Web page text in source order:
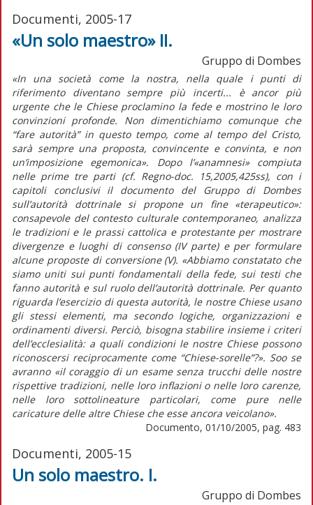
Documenti, 2005-17
«Un solo maestro» II.
Gruppo di Dombes
«In una società come la nostra, nella quale i punti di
riferimento diventano sempre più incerti... è ancor più
urgente che le Chiese proclamino la fede e mostrino le loro
convinzioni profonde. Non dimentichiamo comunque che
“fare autorità” in questo tempo, come al tempo del Cristo,
sarà sempre una proposta, convincente e convinta, e non
un’imposizione egemonica». Dopo l’«anamnesi» compiuta
nelle prime tre parti (cf. Regno-doc. 15,2005,425ss), con i
capitoli conclusivi il documento del Gruppo di Dombes
sull’autorità dottrinale si propone un fine «terapeutico»:
consapevole del contesto culturale contemporaneo, analizza
le tradizioni e le prassi cattolica e protestante per mostrare
divergenze e luoghi di consenso (IV parte) e per formulare
alcune proposte di conversione (V). «Abbiamo constatato che
siamo uniti sui punti fondamentali della fede, sui testi che
fanno autorità e sul ruolo dell’autorità dottrinale. Per quanto
riguarda l’esercizio di questa autorità, le nostre Chiese usano
gli stessi elementi, ma secondo logiche, organizzazioni e
ordinamenti diversi. Perciò, bisogna stabilire insieme i criteri
dell’ecclesialità: a quali condizioni le nostre Chiese possono
riconoscersi reciprocamente come “Chiese-sorelle”?». Soo se
avranno «il coraggio di un esame senza trucchi delle nostre
rispettive tradizioni, nelle loro inflazioni o nelle loro carenze,
nelle loro sottolineature particolari, come pure nelle
caricature delle altre Chiese che esse ancora veicolano».
Documento, 01/10/2005, pag. 483
Documenti, 2005-15
Un solo maestro. I.
Gruppo di Dombes